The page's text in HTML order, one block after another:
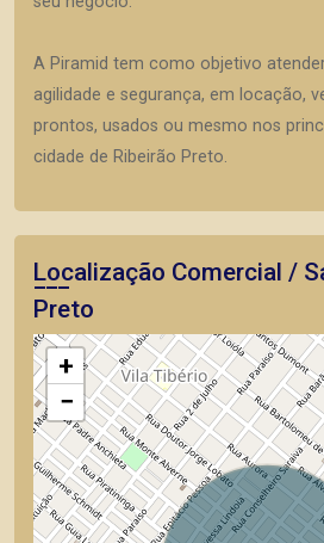
A Piramid tem como objetivo
agilidade e segurança, em locação,
prontos, usados ou mesmo nos
cidade de Ribeirão Preto.
Localização Comercial /
Preto
+
−